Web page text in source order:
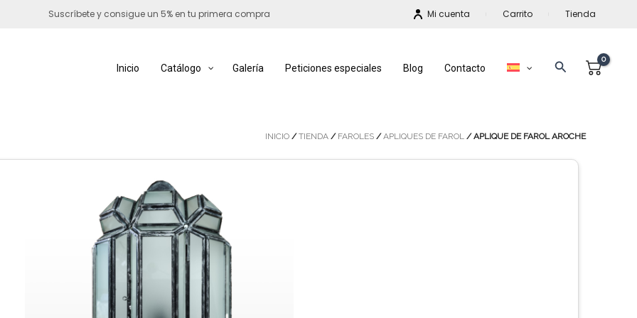
Suscríbete y consigue un 5% en tu primera compra Mi cuenta Carrito Tienda
Inicio Catálogo Galería Peticiones especiales Blog Contacto Buscar
INICIO /TIENDA / FAROLES /APLIQUES DE FAROL / APLIQUE DE FAROL AROCHE